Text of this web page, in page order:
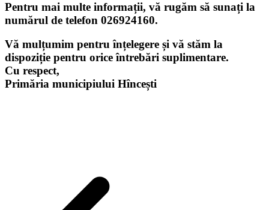
Pentru mai multe informații, vă rugăm să sunați la
numărul de telefon 026924160.
Vă mulțumim pentru înțelegere și vă stăm la
dispoziție pentru orice întrebări suplimentare.
Cu respect,
Primăria municipiului Hîncești